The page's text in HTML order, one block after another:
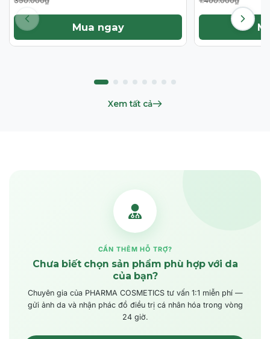
Mua ngay
Xem tất cả
CẦN THÊM HỖ TRỢ?
Chưa biết chọn sản phẩm phù hợp với da
của bạn?
Chuyên gia của PHARMA COSMETICS tư vấn 1:1 miễn phí —
gửi ảnh da và nhận phác đồ điều trị cá nhân hóa trong vòng
24 giờ.